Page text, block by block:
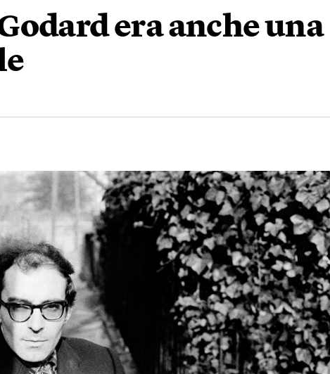
era anche una